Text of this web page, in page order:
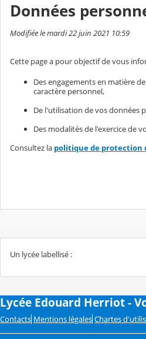
Données
Modifiée le mardi 22 juin 2021 10:59
Cette page a pour objectif de vous
Des engagements en matière
caractère personnel,
De l'utilisation de vos données
Des modalités de l'exercice de
Consultez la politique de protection
Un lycée labellisé :
Lycée Edouard Herriot -
Contacts Mentions légales Chartes